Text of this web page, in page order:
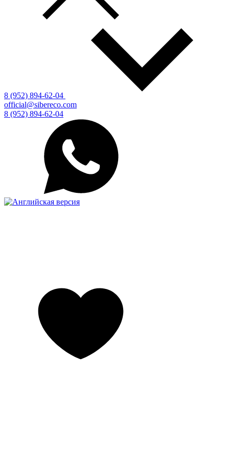
8 (952) 894-62-04
official@sibereco.com
8 (952) 894-62-04